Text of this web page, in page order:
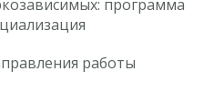
программа
работы